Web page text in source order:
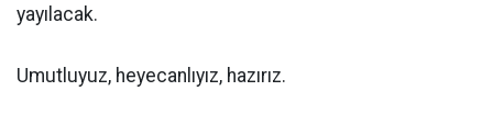
yayılacak.
Umutluyuz, heyecanlıyız, hazırız.